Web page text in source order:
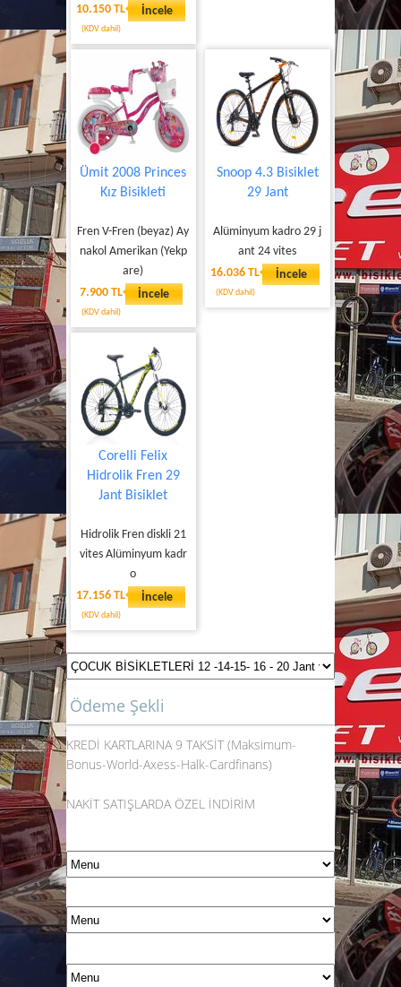
10.150 TL
(KDV dahil)
İncele
Ümit 2008 Princes
Kız Bisikleti
Fren V-Fren (beyaz) Ay
nakol Amerikan (Yekp
are)
7.900 TL
(KDV dahil)
İncele
Snoop 4.3 Bisiklet
29 Jant
Alüminyum kadro 29 j
ant 24 vites
16.036 TL
(KDV dahil)
İncele
Corelli Felix
Hidrolik Fren 29
Jant Bisiklet
Hidrolik Fren diskli 21
vites Alüminyum kadr
o
17.156 TL
(KDV dahil)
İncele
Ödeme Şekli
KREDİ KARTLARINA 9 TAKSİT (Maksimum-
Bonus-World-Axess-Halk-Cardfinans)
NAKİT SATIŞLARDA ÖZEL İNDİRİM